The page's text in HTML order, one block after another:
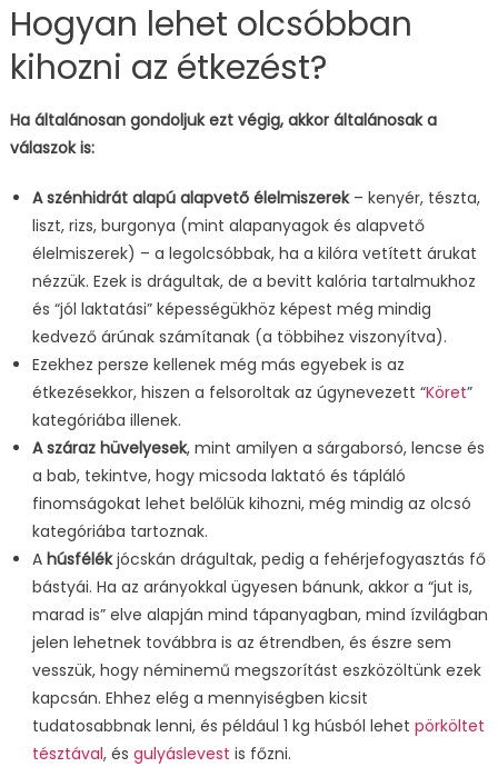
Hogyan lehet olcsóbban
kihozni az étkezést?
Ha általánosan gondoljuk ezt végig, akkor általánosak a
válaszok is:
A szénhidrát alapú alapvető élelmiszerek– kenyér, tészta,
liszt, rizs, burgonya (mint alapanyagok és alapvető
élelmiszerek) – a legolcsóbbak, ha a kilóra vetített árukat
nézzük. Ezek is drágultak, de a bevitt kalória tartalmukhoz
és “jól laktatási” képességükhöz képest még mindig
kedvező árúnak számítanak (a többihez viszonyítva).
Ezekhez persze kellenek még más egyebek is az
étkezésekkor, hiszen a felsoroltak az úgynevezett “Köret”
kategóriába illenek.
A száraz hüvelyesek, mint amilyen a sárgaborsó, lencse és
a bab, tekintve, hogy micsoda laktató és tápláló
finomságokat lehet belőlük kihozni, még mindig az olcsó
kategóriába tartoznak.
A húsfélékjócskán drágultak, pedig a fehérjefogyasztás fő
bástyái. Ha az arányokkal ügyesen bánunk, akkor a “jut is,
marad is” elve alapján mind tápanyagban, mind ízvilágban
jelen lehetnek továbbra is az étrendben, és észre sem
vesszük, hogy néminemű megszorítást eszközöltünk ezek
kapcsán. Ehhez elég a mennyiségben kicsit
tudatosabbnak lenni, és például 1 kg húsból lehet pörköltet
tésztával, és gulyáslevest is főzni.